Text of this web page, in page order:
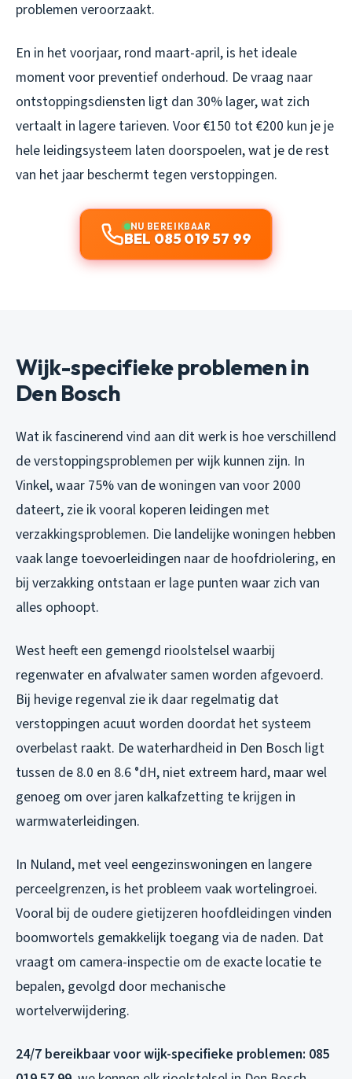
problemen veroorzaakt.
En in het voorjaar, rond maart-april, is het ideale
moment voor preventief onderhoud. De vraag naar
ontstoppingsdiensten ligt dan 30% lager, wat zich
vertaalt in lagere tarieven. Voor €150 tot €200 kun je je
hele leidingsysteem laten doorspoelen, wat je de rest
van het jaar beschermt tegen verstoppingen.
NU BEREIKBAAR
BEL 085 019 57 99
Wijk-specifieke problemen in
Den Bosch
Wat ik fascinerend vind aan dit werk is hoe verschillend
de verstoppingsproblemen per wijk kunnen zijn. In
Vinkel, waar 75% van de woningen van voor 2000
dateert, zie ik vooral koperen leidingen met
verzakkingsproblemen. Die landelijke woningen hebben
vaak lange toevoerleidingen naar de hoofdriolering, en
bij verzakking ontstaan er lage punten waar zich van
alles ophoopt.
West heeft een gemengd rioolstelsel waarbij
regenwater en afvalwater samen worden afgevoerd.
Bij hevige regenval zie ik daar regelmatig dat
verstoppingen acuut worden doordat het systeem
overbelast raakt. De waterhardheid in Den Bosch ligt
tussen de 8.0 en 8.6 °dH, niet extreem hard, maar wel
genoeg om over jaren kalkafzetting te krijgen in
warmwaterleidingen.
In Nuland, met veel eengezinswoningen en langere
perceelgrenzen, is het probleem vaak wortelingroei.
Vooral bij de oudere gietijzeren hoofdleidingen vinden
boomwortels gemakkelijk toegang via de naden. Dat
vraagt om camera-inspectie om de exacte locatie te
bepalen, gevolgd door mechanische
wortelverwijdering.
24/7 bereikbaar voor wijk-specifieke problemen: 085